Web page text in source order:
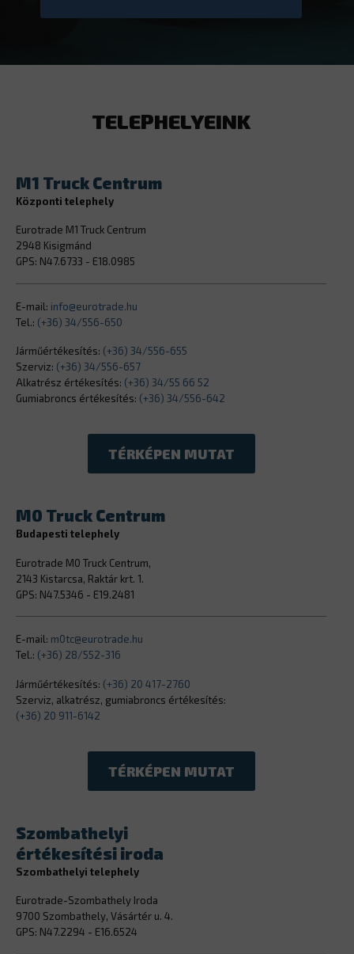
TELEPHELYEINK
M1 Truck Centrum
Központi telephely
Eurotrade M1 Truck Centrum
2948 Kisigmánd
GPS: N47.6733 - E18.0985
E-mail: info@eurotrade.hu
Tel.: (+36) 34/556-650
Járműértékesítés: (+36) 34/556-655
Szerviz: (+36) 34/556-657
Alkatrész értékesítés: (+36) 34/55 66 52
Gumiabroncs értékesítés: (+36) 34/556-642
TÉRKÉPEN MUTAT
M0 Truck Centrum
Budapesti telephely
Eurotrade M0 Truck Centrum,
2143 Kistarcsa, Raktár krt. 1.
GPS: N47.5346 - E19.2481
E-mail: m0tc@eurotrade.hu
Tel.: (+36) 28/552-316
Járműértékesítés: (+36) 20 417-2760
Szerviz, alkatrész, gumiabroncs értékesítés:
(+36) 20 911-6142
TÉRKÉPEN MUTAT
Szombathelyi
értékesítési iroda
Szombathelyi telephely
Eurotrade-Szombathely Iroda
9700 Szombathely, Vásártér u. 4.
GPS: N47.2294 - E16.6524